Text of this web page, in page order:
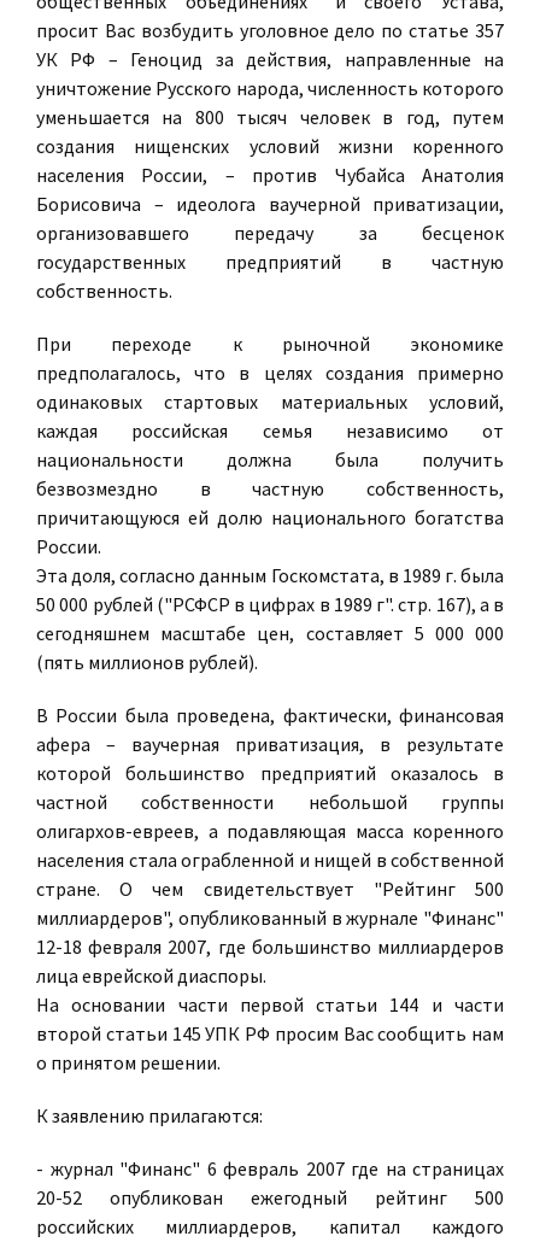
просит Вас возбудить уголовное дело по статье 357
УК РФ – Геноцид за действия, направленные на
уничтожение Русского народа, численность которого
уменьшается на 800 тысяч человек в год, путем
создания нищенских условий жизни коренного
населения России, – против Чубайса Анатолия
Борисовича – идеолога ваучерной приватизации,
организовавшего передачу за бесценок
государственных предприятий в частную
собственность.
При переходе к рыночной экономике
предполагалось, что в целях создания примерно
одинаковых стартовых материальных условий,
каждая российская семья независимо от
национальности должна была получить
безвозмездно в частную собственность,
причитающуюся ей долю национального богатства
России.
Эта доля, согласно данным Госкомстата, в 1989 г. была
50 000 рублей ("РСФСР в цифрах в 1989 г". стр. 167), а в
сегодняшнем масштабе цен, составляет 5 000 000
(пять миллионов рублей).
В России была проведена, фактически, финансовая
афера – ваучерная приватизация, в результате
которой большинство предприятий оказалось в
частной собственности небольшой группы
олигархов-евреев, а подавляющая масса коренного
населения стала ограбленной и нищей в собственной
стране. О чем свидетельствует "Рейтинг 500
миллиардеров", опубликованный в журнале "Финанс"
12-18 февраля 2007, где большинство миллиардеров
лица еврейской диаспоры.
На основании части первой статьи 144 и части
второй статьи 145 УПК РФ просим Вас сообщить нам
о принятом решении.
К заявлению прилагаются:
- журнал "Финанс" 6 февраль 2007 где на страницах
20-52 опубликован ежегодный рейтинг 500
российских миллиардеров, капитал каждого